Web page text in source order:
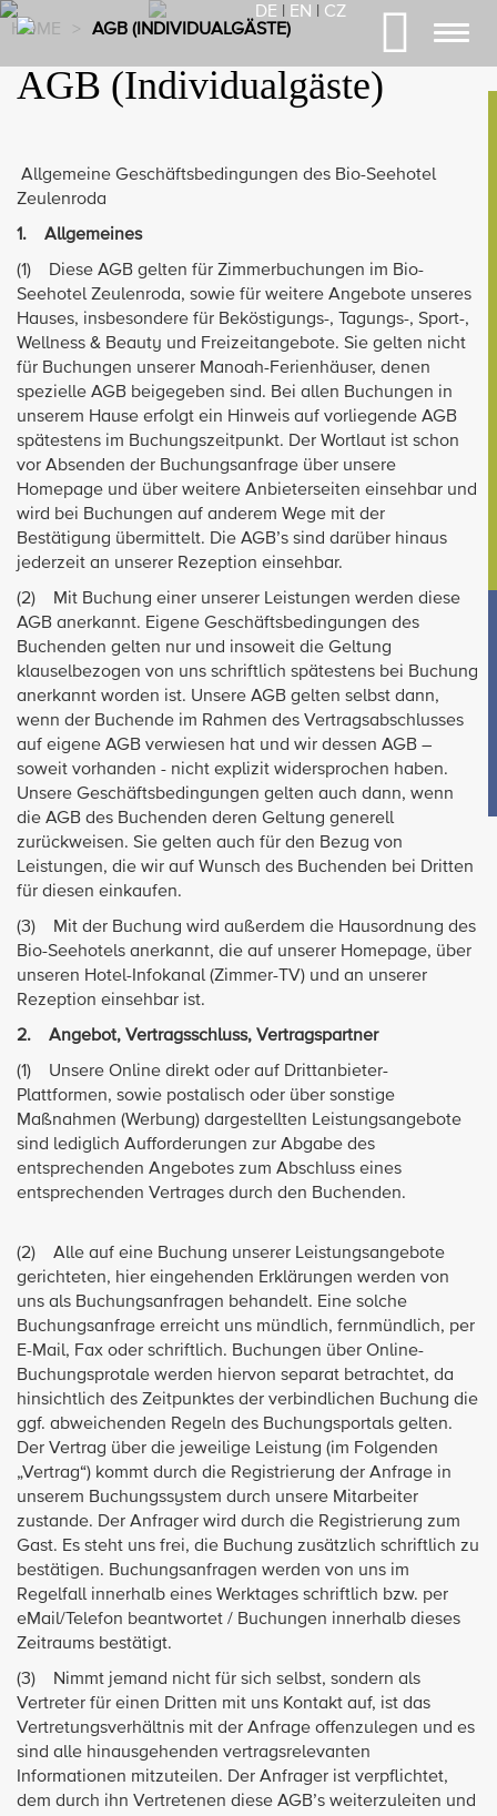
DE EN
CZ
HOME > AGB (INDIVIDUALGÄSTE)
AGB (Individualgäste)
Allgemeine Geschäftsbedingungen des Bio-Seehotel
Zeulenroda
1. Allgemeines
(1) Diese AGB gelten für Zimmerbuchungen im Bio-
Seehotel Zeulenroda, sowie für weitere Angebote unseres
Hauses, insbesondere für Beköstigungs-, Tagungs-, Sport-,
Wellness & Beauty und Freizeitangebote. Sie gelten nicht
für Buchungen unserer Manoah-Ferienhäuser, denen
spezielle AGB beigegeben sind. Bei allen Buchungen in
unserem Hause erfolgt ein Hinweis auf vorliegende AGB
spätestens im Buchungszeitpunkt. Der Wortlaut ist schon
vor Absenden der Buchungsanfrage über unsere
Homepage und über weitere Anbieterseiten einsehbar und
wird bei Buchungen auf anderem Wege mit der
Bestätigung übermittelt. Die AGB’s sind darüber hinaus
jederzeit an unserer Rezeption einsehbar.
(2) Mit Buchung einer unserer Leistungen werden diese
AGB anerkannt. Eigene Geschäftsbedingungen des
Buchenden gelten nur und insoweit die Geltung
klauselbezogen von uns schriftlich spätestens bei Buchung
anerkannt worden ist. Unsere AGB gelten selbst dann,
wenn der Buchende im Rahmen des Vertragsabschlusses
auf eigene AGB verwiesen hat und wir dessen AGB –
soweit vorhanden - nicht explizit widersprochen haben.
Unsere Geschäftsbedingungen gelten auch dann, wenn
die AGB des Buchenden deren Geltung generell
zurückweisen. Sie gelten auch für den Bezug von
Leistungen, die wir auf Wunsch des Buchenden bei Dritten
für diesen einkaufen.
(3) Mit der Buchung wird außerdem die Hausordnung des
Bio-Seehotels anerkannt, die auf unserer Homepage, über
unseren Hotel-Infokanal (Zimmer-TV) und an unserer
Rezeption einsehbar ist.
2. Angebot, Vertragsschluss, Vertragspartner
(1) Unsere Online direkt oder auf Drittanbieter-
Plattformen, sowie postalisch oder über sonstige
Maßnahmen (Werbung) dargestellten Leistungsangebote
sind lediglich Aufforderungen zur Abgabe des
entsprechenden Angebotes zum Abschluss eines
entsprechenden Vertrages durch den Buchenden.
(2) Alle auf eine Buchung unserer Leistungsangebote
gerichteten, hier eingehenden Erklärungen werden von
uns als Buchungsanfragen behandelt. Eine solche
Buchungsanfrage erreicht uns mündlich, fernmündlich, per
E-Mail, Fax oder schriftlich. Buchungen über Online-
Buchungsprotale werden hiervon separat betrachtet, da
hinsichtlich des Zeitpunktes der verbindlichen Buchung die
ggf. abweichenden Regeln des Buchungsportals gelten.
Der Vertrag über die jeweilige Leistung (im Folgenden
„Vertrag“) kommt durch die Registrierung der Anfrage in
unserem Buchungssystem durch unsere Mitarbeiter
zustande. Der Anfrager wird durch die Registrierung zum
Gast. Es steht uns frei, die Buchung zusätzlich schriftlich zu
bestätigen. Buchungsanfragen werden von uns im
Regelfall innerhalb eines Werktages schriftlich bzw. per
eMail/Telefon beantwortet / Buchungen innerhalb dieses
Zeitraums bestätigt.
(3) Nimmt jemand nicht für sich selbst, sondern als
Vertreter für einen Dritten mit uns Kontakt auf, ist das
Vertretungsverhältnis mit der Anfrage offenzulegen und es
sind alle hinausgehenden vertragsrelevanten
Informationen mitzuteilen. Der Anfrager ist verpflichtet,
dem durch ihn Vertretenen diese AGB’s weiterzuleiten und